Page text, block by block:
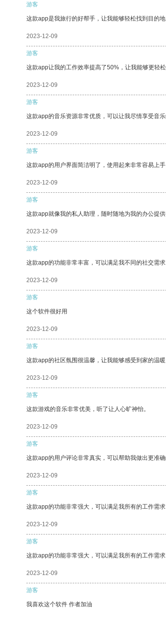
游客
这款app是我旅行的好帮手，让我能够轻松找到目的地
2023-12-09
游客
这款app让我的工作效率提高了50%，让我能够更轻
2023-12-09
游客
这款app的音乐资源非常优质，可以让我尽情享受音乐
2023-12-09
游客
这款app的用户界面简洁明了，使用起来非常容易上
2023-12-09
游客
这款app就像我的私人助理，随时随地为我的办公提
2023-12-09
游客
这款app的功能非常丰富，可以满足我不同的社交需求
2023-12-09
游客
这个软件很好用
2023-12-09
游客
这款app的社区氛围很温馨，让我能够感受到家的温暖
2023-12-09
游客
这款游戏的音乐非常优美，听了让人心旷神怡。
2023-12-09
游客
这款app的用户评论非常真实，可以帮助我做出更准确
2023-12-09
游客
这款app的功能非常强大，可以满足我所有的工作需
2023-12-09
游客
这款app的功能非常强大，可以满足我所有的工作需
2023-12-09
游客
我喜欢这个软件 作者加油